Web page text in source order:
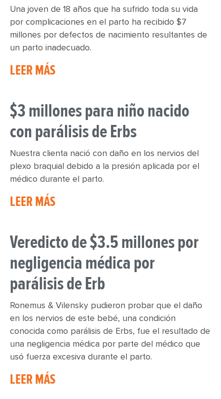
Una joven de 18 años que ha sufrido toda su vida
por complicaciones en el parto ha recibido $7
millones por defectos de nacimiento resultantes de
un parto inadecuado.
LEER MÁS
$3 millones para niño nacido
con parálisis de Erbs
Nuestra clienta nació con daño en los nervios del
plexo braquial debido a la presión aplicada por el
médico durante el parto.
LEER MÁS
Veredicto de $3.5 millones por
negligencia médica por
parálisis de Erb
Ronemus & Vilensky pudieron probar que el daño
en los nervios de este bebé, una condición
conocida como parálisis de Erbs, fue el resultado de
una negligencia médica por parte del médico que
usó fuerza excesiva durante el parto.
LEER MÁS